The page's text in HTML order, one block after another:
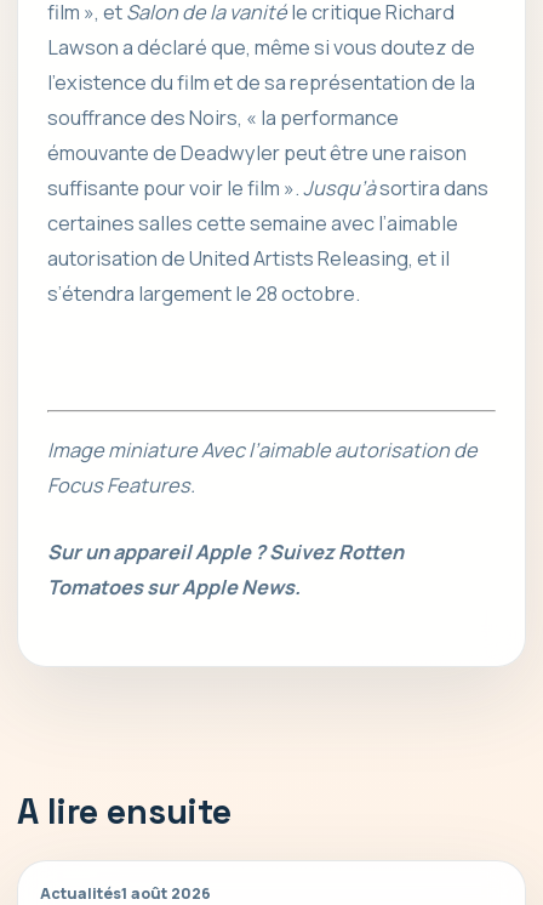
film », etSalon de la vanitéle critique Richard
Lawson a déclaré que, même si vous doutez de
l’existence du film et de sa représentation de la
souffrance des Noirs, « la performance
émouvante de Deadwyler peut être une raison
suffisante pour voir le film ».Jusqu’àsortira dans
certaines salles cette semaine avec l’aimable
autorisation de United Artists Releasing, et il
s’étendra largement le 28 octobre.
Image miniature Avec l’aimable autorisation de
Focus Features.
Sur un appareil Apple ? Suivez Rotten
Tomatoes sur Apple News.
A lire ensuite
Actualités1 août 2026